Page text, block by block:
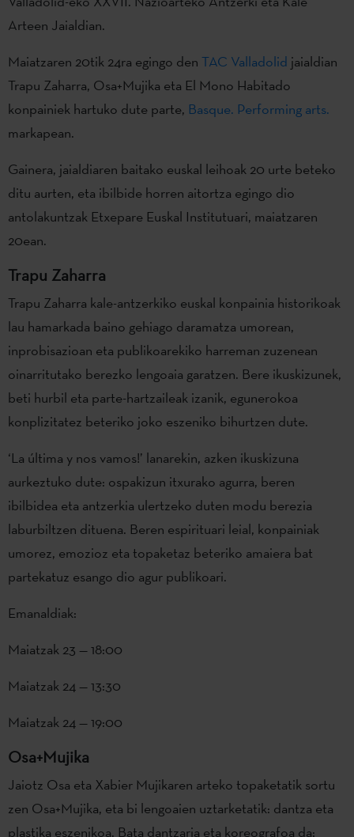
Arteen Jaialdian.
Maiatzaren 20tik 24ra egingo den TAC Valladolid jaialdian
Trapu Zaharra, Osa+Mujika eta El Mono Habitado
konpainiek hartuko dute parte, Basque. Performing arts.
markapean.
Gainera, jaialdiaren baitako euskal leihoak 20 urte beteko
ditu aurten, eta ibilbide horren aitortza egingo dio
antolakuntzak Etxepare Euskal Institutuari, maiatzaren
20ean.
Trapu Zaharra
Trapu Zaharra kale-antzerkiko euskal konpainia historikoak
lau hamarkada baino gehiago daramatza umorean,
inprobisazioan eta publikoarekiko harreman zuzenean
oinarritutako berezko lengoaia garatzen. Bere ikuskizunek,
beti hurbil eta parte-hartzaileak izanik, egunerokoa
konplizitatez beteriko joko eszeniko bihurtzen dute.
‘La última y nos vamos!’ lanarekin, azken ikuskizuna
aurkeztuko dute: ospakizun itxurako agurra, beren
ibilbidea eta antzerkia ulertzeko duten modu berezia
laburbiltzen dituena. Beren espirituari leial, konpainiak
umorez, emozioz eta topaketaz beteriko amaiera bat
partekatuz esango dio agur publikoari.
Emanaldiak:
Maiatzak 23 — 18:00
Maiatzak 24 — 13:30
Maiatzak 24 — 19:00
Osa+Mujika
Jaiotz Osa eta Xabier Mujikaren arteko topaketatik sortu
zen Osa+Mujika, eta bi lengoaien uztarketatik: dantza eta
plastika eszenikoa. Bata dantzaria eta koreografoa da;